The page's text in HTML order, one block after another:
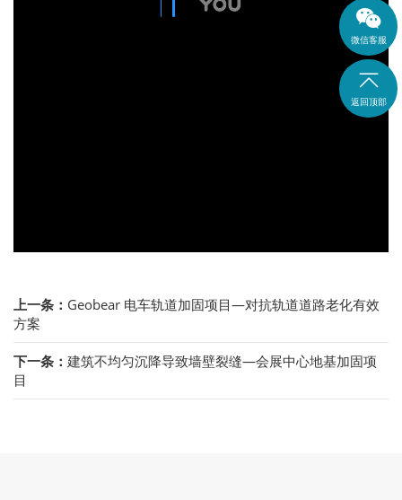
上一条： Geobear 电车轨道加固项目—对抗轨道道路老化有效
方案
下一条： 建筑不均匀沉降导致墙壁裂缝—会展中心地基加固项
目
微信客服

返回顶部